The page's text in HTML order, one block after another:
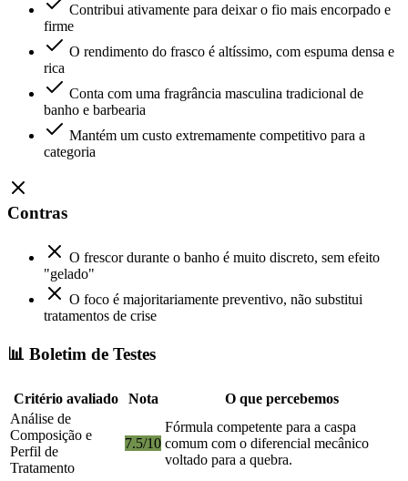
Contribui ativamente para deixar o fio mais encorpado e
firme
O rendimento do frasco é altíssimo, com espuma densa e
rica
Conta com uma fragrância masculina tradicional de
banho e barbearia
Mantém um custo extremamente competitivo para a
categoria
Contras
O frescor durante o banho é muito discreto, sem efeito
"gelado"
O foco é majoritariamente preventivo, não substitui
tratamentos de crise
📊 Boletim de Testes
Critério avaliado Nota
O que percebemos
Análise de
Composição e
Perfil de
Tratamento
7.5/10
Fórmula competente para a caspa
comum com o diferencial mecânico
voltado para a quebra.